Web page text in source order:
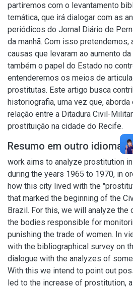
partiremos com o levantamento
temática, que irá dialogar com as
periódicos do Jornal Diário de
da manhã. Com isso
causas que levaram ao aumento
também o papel do Estado no
entenderemos os meios de
prostitutas. Este artigo busca
historiografia, uma vez que,
relação entre a Ditadura Civil-
prostituição na cidade do Recife.
Resumo em outro idioma
work aims to analyze prostitution
during the years 1965 to 1970, in
how this city lived with the
that marked the beginning of the
Brazil. For this, we will analyze the
the bodies responsible for
punishing the trade of women. In
with the bibliographical survey on
dialogue with the analyzes of
With this we intend to point out
led to the increase of prostitution,